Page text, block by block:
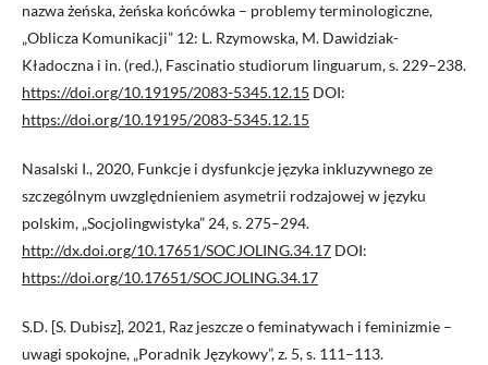
nazwa żeńska, żeńska końcówka – problemy terminologiczne,
„Oblicza Komunikacji” 12: L. Rzymowska, M. Dawidziak-
Kładoczna i in. (red.), Fascinatio studiorum linguarum, s. 229–238.
https://doi.org/10.19195/2083-5345.12.15 DOI:
https://doi.org/10.19195/2083-5345.12.15
Nasalski I., 2020, Funkcje i dysfunkcje języka inkluzywnego ze
szczególnym uwzględnieniem asymetrii rodzajowej w języku
polskim, „Socjolingwistyka” 24, s. 275–294.
http://dx.doi.org/10.17651/SOCJOLING.34.17 DOI:
https://doi.org/10.17651/SOCJOLING.34.17
S.D. [S. Dubisz], 2021, Raz jeszcze o feminatywach i feminizmie –
uwagi spokojne, „Poradnik Językowy”, z. 5, s. 111–113.